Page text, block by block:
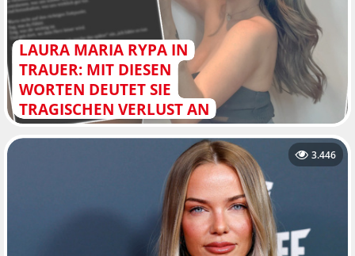
LAURA MARIA RYPA IN
TRAUER: MIT DIESEN
WORTEN DEUTET SIE
TRAGISCHEN VERLUST AN
3.446